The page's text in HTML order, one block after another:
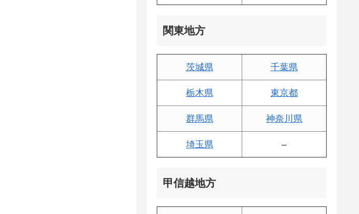
関東地方
茨城県 千葉県
栃木県 東京都
群馬県 神奈川県
埼玉県 –
甲信越地方